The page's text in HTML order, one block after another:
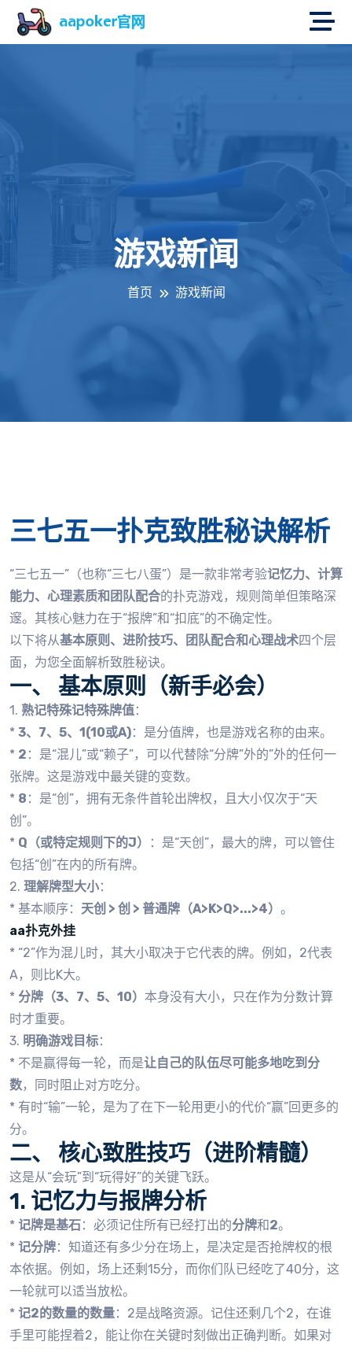
游戏新闻
首页 游戏新闻
三七五一扑克致胜秘诀解析
“三七五一”（也称“三七八蛋”）是一款非常考验记忆力、计算
能力、心理素质和团队配合的扑克游戏，规则简单但策略深
邃。其核心魅力在于“报牌”和“扣底”的不确定性。
以下将从基本原则、进阶技巧、团队配合和心理战术四个层
面，为您全面解析致胜秘诀。
一、 基本原则（新手必会）
1. 熟记特殊记特殊牌值：
* 3、7、5、1(10或A)：是分值牌，也是游戏名称的由来。
* 2 ：是“混儿”或“赖子”，可以代替除“分牌”外的”外的任何一
张牌。这是游戏中最关键的变数。
* 8 ：是“创”，拥有无条件首轮出牌权，且大小仅次于“天
创”。
* Q（或特定规则下的J）
：是“天创”，最大的牌，可以管住
包括“创”在内的所有牌。
2. 理解牌型大小：
* 基本顺序： 天创 > 创 > 普通牌（A>K>Q>...>4） 。
aa扑克外挂
* “2”作为混儿时，其大小取决于它代表的牌。例如，2代表
A，则比K大。
* 分牌（3、7、5、10） 本身没有大小，只在作为分数计算
时才重要。
3. 明确游戏目标：
* 不是赢得每一轮，而是让自己的队伍尽可能多地吃到分
数，同时阻止对方吃分。
* 有时“输”一轮，是为了在下一轮用更小的代价“赢”回更多的
分。
二、 核心致胜技巧（进阶精髓）
这是从“会玩”到“玩得好”的关键飞跃。
1. 记忆力与报牌分析
* 记牌是基石：必须记住所有已经打出的分牌和2。
* 记分牌：知道还有多少分在场上，是决定是否抢牌权的根
本依据。例如，场上还剩15分，而你们队已经吃了40分，这
一轮就可以适当放松。
* 记2的数量的数量：2是战略资源。记住还剩几个2，在谁
手里可能捏着2，能让你在关键时刻做出正确判断。如果对